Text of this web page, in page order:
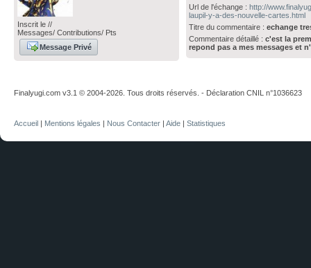
Inscrit le //
Messages/ Contributions/ Pts
Message Privé
Url de l'échange :http://
laupil-y-a-des-nouvelle-cartes.html
Titre du commentaire :echange
Commentaire détaillé :c'est la
repond pas a mes messages et
Finalyugi.com v3.1 © 2004-2026. Tous droits réservés. - Déclaration CNIL n°1036623
Accueil | Mentions légales | Nous Contacter | Aide | Statistiques